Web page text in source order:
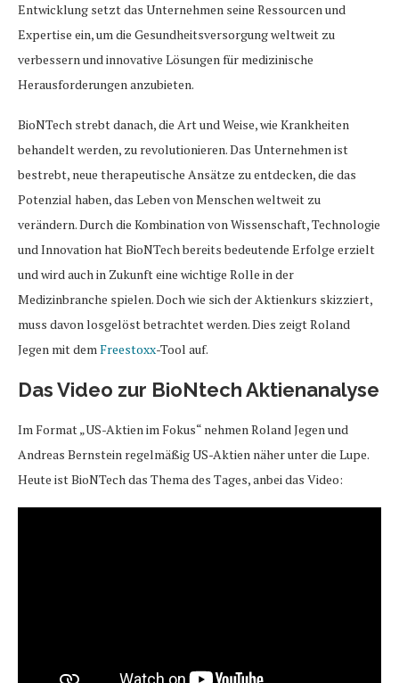
Entwicklung setzt das Unternehmen seine Ressourcen und
Expertise ein, um die Gesundheitsversorgung weltweit zu
verbessern und innovative Lösungen für medizinische
Herausforderungen anzubieten.
BioNTech strebt danach, die Art und Weise, wie Krankheiten
behandelt werden, zu revolutionieren. Das Unternehmen ist
bestrebt, neue therapeutische Ansätze zu entdecken, die das
Potenzial haben, das Leben von Menschen weltweit zu
verändern. Durch die Kombination von Wissenschaft, Technologie
und Innovation hat BioNTech bereits bedeutende Erfolge erzielt
und wird auch in Zukunft eine wichtige Rolle in der
Medizinbranche spielen. Doch wie sich der Aktienkurs skizziert,
muss davon losgelöst betrachtet werden. Dies zeigt Roland
Jegen mit dem Freestoxx-Tool auf.
Das Video zur BioNtech Aktienanalyse
Im Format „US-Aktien im Fokus“ nehmen Roland Jegen und
Andreas Bernstein regelmäßig US-Aktien näher unter die Lupe.
Heute ist BioNTech das Thema des Tages, anbei das Video: